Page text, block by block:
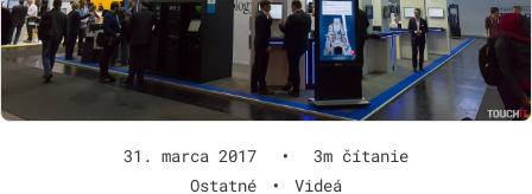
31. marca 2017 •
3m čítanie
Ostatné
• Videá